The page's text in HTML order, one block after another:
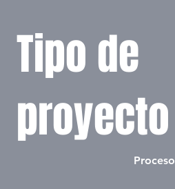
Tipo de
proyecto
Proceso